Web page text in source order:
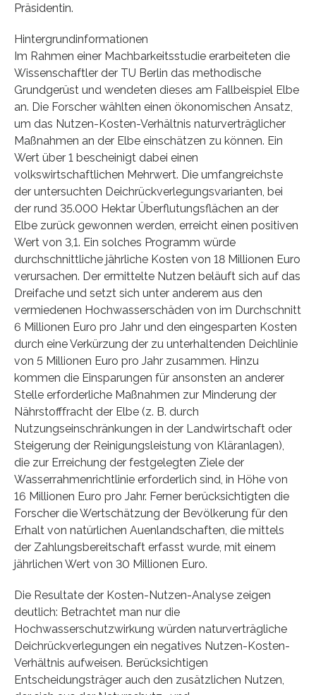
Präsidentin.
Hintergrundinformationen
Im Rahmen einer Machbarkeitsstudie erarbeiteten die
Wissenschaftler der TU Berlin das methodische
Grundgerüst und wendeten dieses am Fallbeispiel Elbe
an. Die Forscher wählten einen ökonomischen Ansatz,
um das Nutzen-Kosten-Verhältnis naturverträglicher
Maßnahmen an der Elbe einschätzen zu können. Ein
Wert über 1 bescheinigt dabei einen
volkswirtschaftlichen Mehrwert. Die umfangreichste
der untersuchten Deichrückverlegungsvarianten, bei
der rund 35.000 Hektar Überflutungsflächen an der
Elbe zurück gewonnen werden, erreicht einen positiven
Wert von 3,1. Ein solches Programm würde
durchschnittliche jährliche Kosten von 18 Millionen Euro
verursachen. Der ermittelte Nutzen beläuft sich auf das
Dreifache und setzt sich unter anderem aus den
vermiedenen Hochwasserschäden von im Durchschnitt
6 Millionen Euro pro Jahr und den eingesparten Kosten
durch eine Verkürzung der zu unterhaltenden Deichlinie
von 5 Millionen Euro pro Jahr zusammen. Hinzu
kommen die Einsparungen für ansonsten an anderer
Stelle erforderliche Maßnahmen zur Minderung der
Nährstofffracht der Elbe (z. B. durch
Nutzungseinschränkungen in der Landwirtschaft oder
Steigerung der Reinigungsleistung von Kläranlagen),
die zur Erreichung der festgelegten Ziele der
Wasserrahmenrichtlinie erforderlich sind, in Höhe von
16 Millionen Euro pro Jahr. Ferner berücksichtigten die
Forscher die Wertschätzung der Bevölkerung für den
Erhalt von natürlichen Auenlandschaften, die mittels
der Zahlungsbereitschaft erfasst wurde, mit einem
jährlichen Wert von 30 Millionen Euro.
Die Resultate der Kosten-Nutzen-Analyse zeigen
deutlich: Betrachtet man nur die
Hochwasserschutzwirkung würden naturverträgliche
Deichrückverlegungen ein negatives Nutzen-Kosten-
Verhältnis aufweisen. Berücksichtigen
Entscheidungsträger auch den zusätzlichen Nutzen,